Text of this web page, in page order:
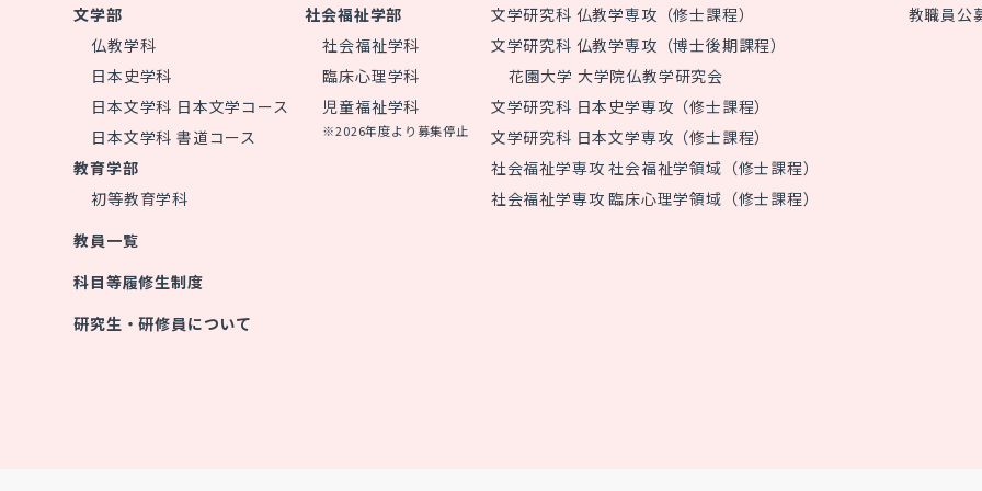
文学部
仏教学科
日本史学科
日本文学科 日本文学コース
日本文学科 書道コース
社会福祉学部
社会福祉学科
臨床心理学科
児童福祉学科
※2026年度より募集停止
教育学部
初等教育学科
教員一覧
科目等履修生制度
研究生・研修員について
文学研究科 仏教学専攻（修士課程）
文学研究科 仏教学専攻（博士後期課程）
花園大学 大学院仏教学研究会
文学研究科 日本史学専攻（修士課程）
文学研究科 日本文学専攻（修士課程）
社会福祉学専攻 社会福祉学領域（修士課程）
社会福祉学専攻 臨床心理学領域（修士課程）
教職員公